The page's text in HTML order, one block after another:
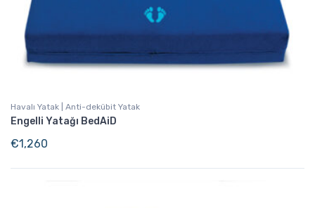
Havalı Yatak | Anti-dekübit Yatak
Engelli Yatağı BedAiD
€1,260